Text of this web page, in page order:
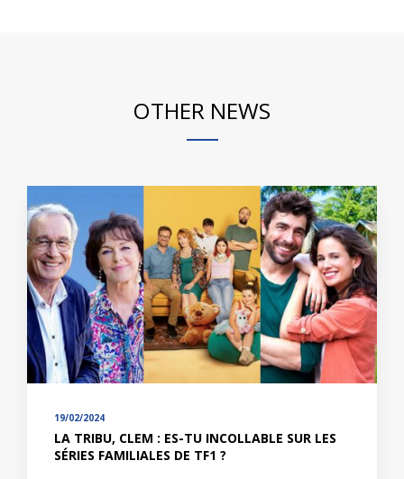
OTHER NEWS
19/02/2024
LA TRIBU, CLEM : ES-TU INCOLLABLE SUR LES
SÉRIES FAMILIALES DE TF1 ?